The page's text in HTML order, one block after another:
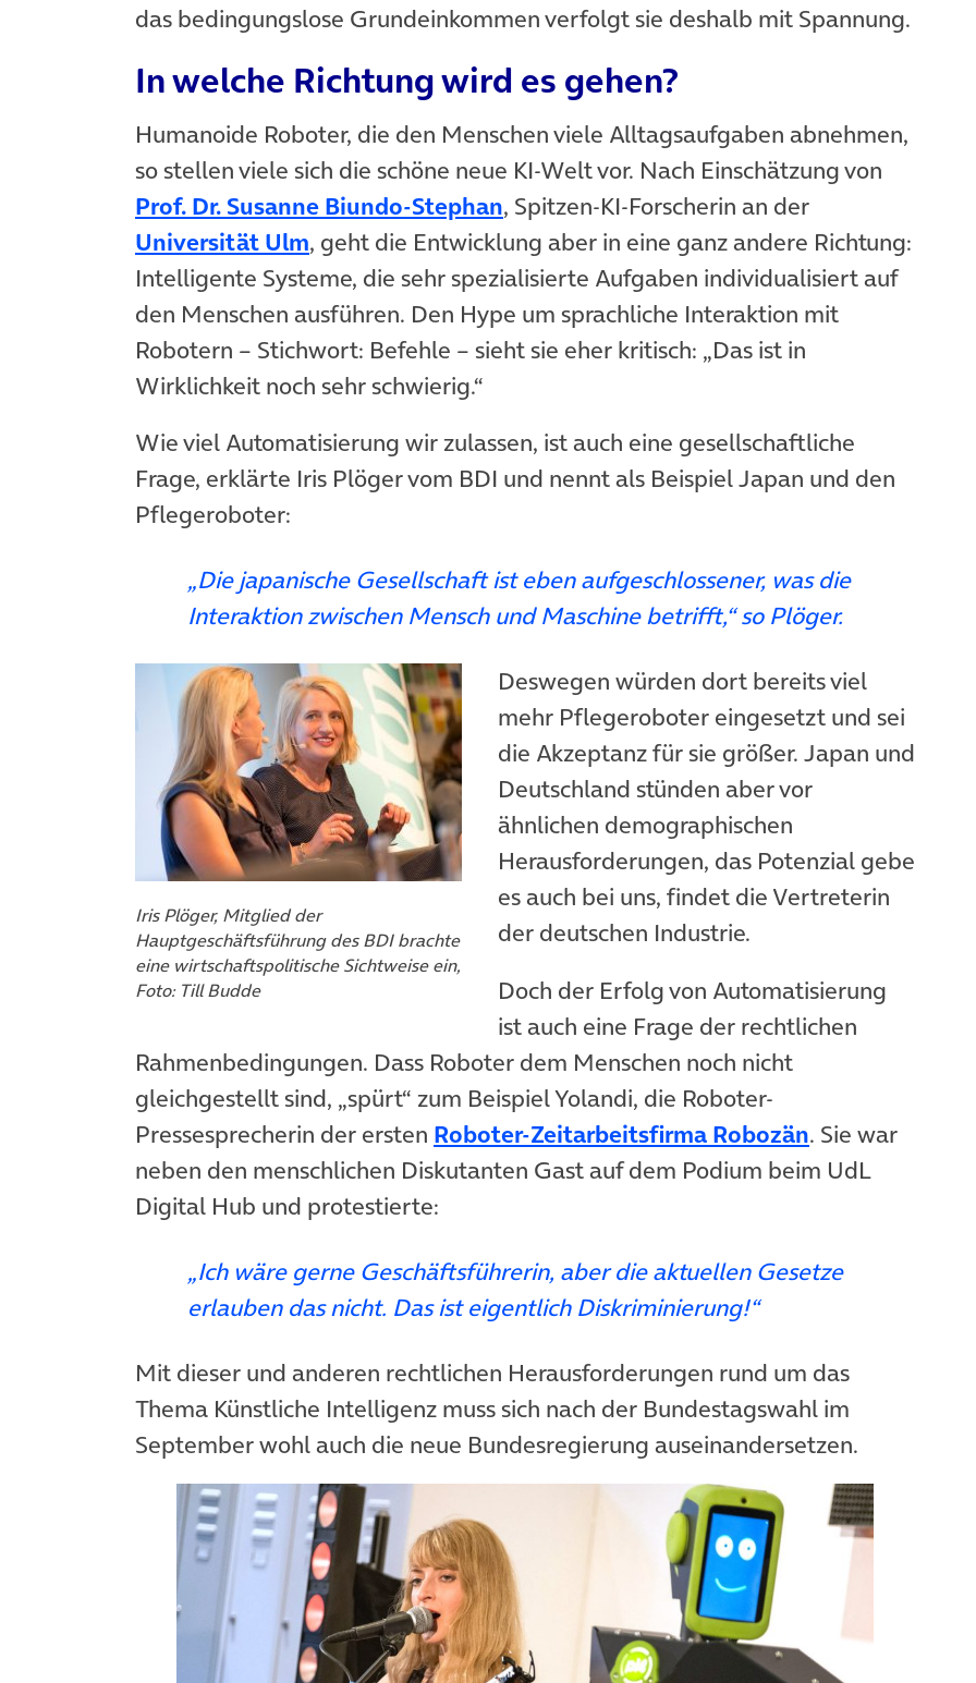
das bedingungslose Grundeinkommen verfolgt sie deshalb mit Spannung.
In welche Richtung wird es gehen?
Humanoide Roboter, die den Menschen viele Alltagsaufgaben abnehmen,
so stellen viele sich die schöne neue KI-Welt vor. Nach Einschätzung von
Prof. Dr. Susanne Biundo-Stephan(öffnet in neuem Tab)
, Spitzen-KI-Forscherin an der
Universität Ulm(öffnet in neuem Tab)
, geht die Entwicklung aber in eine ganz andere Richtung:
Intelligente Systeme, die sehr spezialisierte Aufgaben individualisiert auf
den Menschen ausführen. Den Hype um sprachliche Interaktion mit
Robotern – Stichwort: Befehle – sieht sie eher kritisch: „Das ist in
Wirklichkeit noch sehr schwierig.“
Wie viel Automatisierung wir zulassen, ist auch eine gesellschaftliche
Frage, erklärte Iris Plöger vom BDI und nennt als Beispiel Japan und den
Pflegeroboter:
„Die japanische Gesellschaft ist eben aufgeschlossener, was die
Interaktion zwischen Mensch und Maschine betrifft,“ so Plöger.
Iris Plöger, Mitglied der
Hauptgeschäftsführung des BDI brachte
eine wirtschaftspolitische Sichtweise ein,
Foto: Till Budde
Deswegen würden dort bereits viel
mehr Pflegeroboter eingesetzt und sei
die Akzeptanz für sie größer. Japan und
Deutschland stünden aber vor
ähnlichen demographischen
Herausforderungen, das Potenzial gebe
es auch bei uns, findet die Vertreterin
der deutschen Industrie.
Doch der Erfolg von Automatisierung
ist auch eine Frage der rechtlichen
Rahmenbedingungen. Dass Roboter dem Menschen noch nicht
gleichgestellt sind, „spürt“ zum Beispiel Yolandi, die Roboter-
Pressesprecherin der ersten Roboter-Zeitarbeitsfirma Robozän(öffnet in
. Sie war
neben den menschlichen Diskutanten Gast auf dem Podium beim UdL
Digital Hub und protestierte:
„Ich wäre gerne Geschäftsführerin, aber die aktuellen Gesetze
erlauben das nicht. Das ist eigentlich Diskriminierung!“
Mit dieser und anderen rechtlichen Herausforderungen rund um das
Thema Künstliche Intelligenz muss sich nach der Bundestagswahl im
September wohl auch die neue Bundesregierung auseinandersetzen.